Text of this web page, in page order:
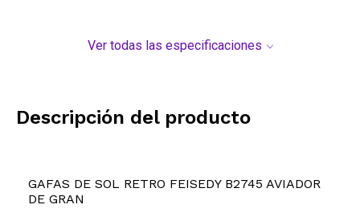
Ver todas las especificaciones
Descripción del producto
GAFAS DE SOL RETRO FEISEDY B2745 AVIADOR
DE GRAN